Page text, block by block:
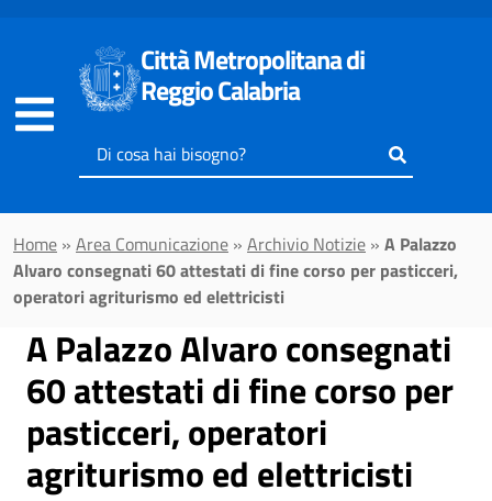
Città Metropolitana di
Reggio Calabria
Inserisci
il
cercare
Home » Area Comunicazione » Archivio Notizie » A Palazzo
Alvaro consegnati 60 attestati di fine corso per pasticceri,
operatori agriturismo ed elettricisti
A Palazzo Alvaro consegnati
60 attestati di fine corso per
pasticceri, operatori
agriturismo ed elettricisti